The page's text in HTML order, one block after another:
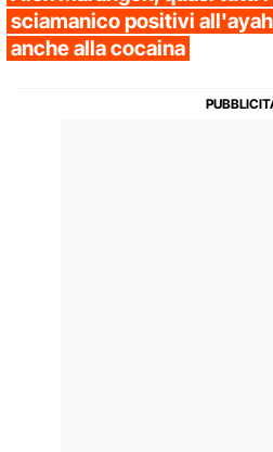
sciamanico positivi
anche alla cocaina